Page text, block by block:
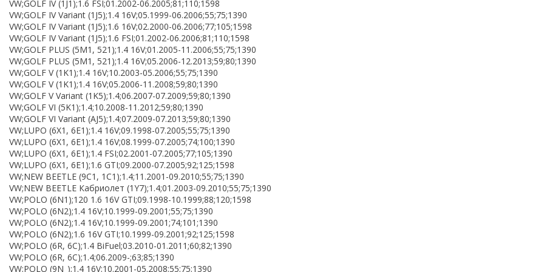
VW;GOLF IV (1J1);1.6 FSI;01.2002-06.2005;81;110;1598
VW;GOLF IV Variant (1J5);1.4 16V;05.1999-06.2006;55;75;1390
VW;GOLF IV Variant (1J5);1.6 16V;02.2000-06.2006;77;105;1598
VW;GOLF IV Variant (1J5);1.6 FSI;01.2002-06.2006;81;110;1598
VW;GOLF PLUS (5M1, 521);1.4 16V;01.2005-11.2006;55;75;1390
VW;GOLF PLUS (5M1, 521);1.4 16V;05.2006-12.2013;59;80;1390
VW;GOLF V (1K1);1.4 16V;10.2003-05.2006;55;75;1390
VW;GOLF V (1K1);1.4 16V;05.2006-11.2008;59;80;1390
VW;GOLF V Variant (1K5);1.4;06.2007-07.2009;59;80;1390
VW;GOLF VI (5K1);1.4;10.2008-11.2012;59;80;1390
VW;GOLF VI Variant (AJ5);1.4;07.2009-07.2013;59;80;1390
VW;LUPO (6X1, 6E1);1.4 16V;09.1998-07.2005;55;75;1390
VW;LUPO (6X1, 6E1);1.4 16V;08.1999-07.2005;74;100;1390
VW;LUPO (6X1, 6E1);1.4 FSI;02.2001-07.2005;77;105;1390
VW;LUPO (6X1, 6E1);1.6 GTI;09.2000-07.2005;92;125;1598
VW;NEW BEETLE (9C1, 1C1);1.4;11.2001-09.2010;55;75;1390
VW;NEW BEETLE Кабриолет (1Y7);1.4;01.2003-09.2010;55;75;1390
VW;POLO (6N1);120 1.6 16V GTI;09.1998-10.1999;88;120;1598
VW;POLO (6N2);1.4 16V;10.1999-09.2001;55;75;1390
VW;POLO (6N2);1.4 16V;10.1999-09.2001;74;101;1390
VW;POLO (6N2);1.6 16V GTI;10.1999-09.2001;92;125;1598
VW;POLO (6R, 6C);1.4 BiFuel;03.2010-01.2011;60;82;1390
VW;POLO (6R, 6C);1.4;06.2009-;63;85;1390
VW;POLO (9N_);1.4 16V;10.2001-05.2008;55;75;1390